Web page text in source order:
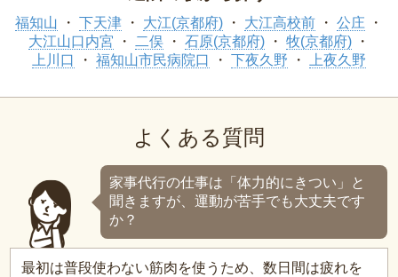
福知山 下天津 大江(京都府) 大江高校前
公庄
大江山口内宮
二俣 石原(京都府)
牧(京都府)
上川口
福知山市民病院口 下夜久野 上夜久野
よくある質問
家事代行の仕事は「体力的にきつい」と
聞きますが、運動が苦手でも大丈夫です
か？
最初は普段使わない筋肉を使うため、数日間は疲れを